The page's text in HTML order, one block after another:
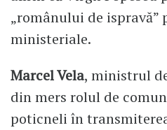
„românului de ispravă”
ministeriale.
Marcel Vela, ministrul
din mers rolul de
poticneli în